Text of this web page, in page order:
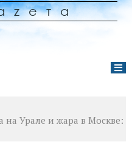
на Урале и жара в Москве: